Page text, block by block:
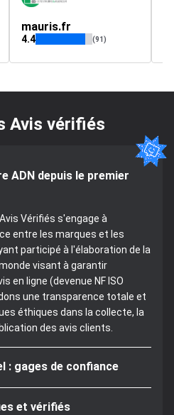
mauris.fr
4.4 (91)
Avis vérifiés
ADN depuis le premier
Vérifiés s'engage à
entre les marques et les
participé à l'élaboration de la
visant à garantir
en ligne (devenue NF ISO
une transparence totale et
éthiques dans la collecte, la
des avis clients.
: gages de confiance
et vérifiés